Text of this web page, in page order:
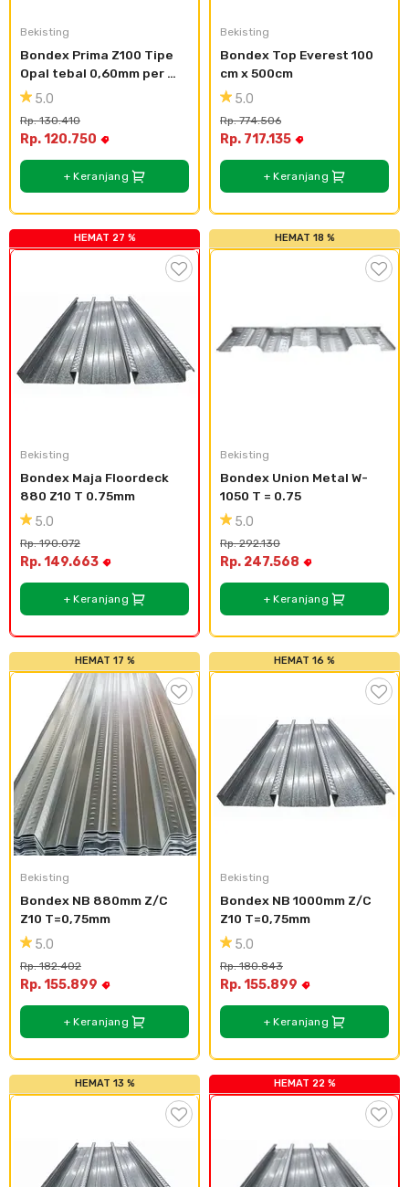
Bekisting
Bondex Prima Z100 Tipe
Opal tebal 0,60mm per
meter
5.0
Rp. 130.410
Rp. 120.750
+ Keranjang
Bekisting
Bondex Top Everest 100
cm x 500cm
5.0
Rp. 774.506
Rp. 717.135
+ Keranjang
HEMAT 27 %
Bekisting
Bondex Maja Floordeck
880 Z10 T 0.75mm
5.0
Rp. 190.072
Rp. 149.663
+ Keranjang
HEMAT 18 %
Bekisting
Bondex Union Metal W-
1050 T = 0.75
5.0
Rp. 292.130
Rp. 247.568
+ Keranjang
HEMAT 17 %
Bekisting
Bondex NB 880mm Z/C
Z10 T=0,75mm
5.0
Rp. 182.402
Rp. 155.899
+ Keranjang
HEMAT 16 %
Bekisting
Bondex NB 1000mm Z/C
Z10 T=0,75mm
5.0
Rp. 180.843
Rp. 155.899
+ Keranjang
HEMAT 13 % HEMAT 22 %